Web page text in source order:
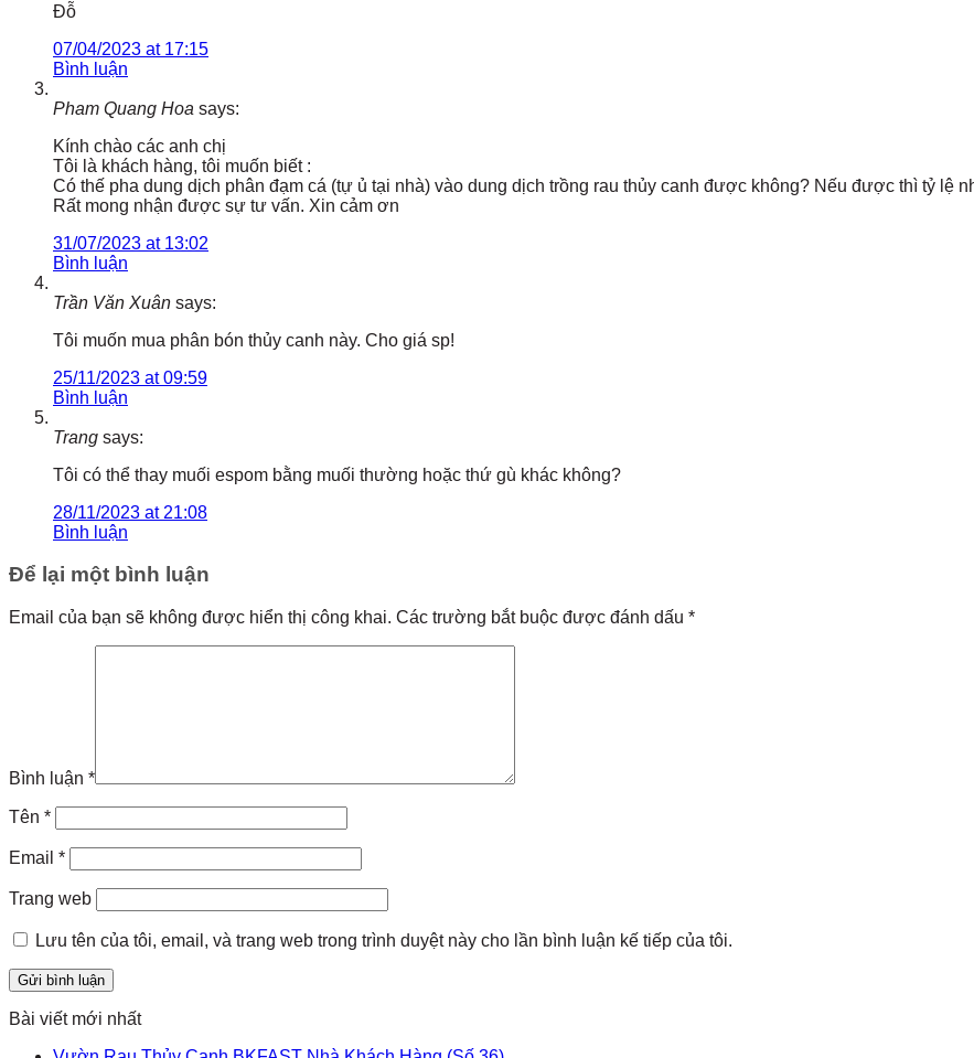
Đỗ
07/04/2023 at 17:15
Bình luận
Pham Quang Hoa says:
Kính chào các anh chị
Tôi là khách hàng, tôi muốn biết :
Có thế pha dung dịch phân đạm cá (tự ủ tại nhà) vào dung dịch trồng rau thủy canh được không? Nếu được thì tỷ lệ
Rất mong nhận được sự tư vấn. Xin cảm ơn
31/07/2023 at 13:02
Bình luận
Trần Văn Xuân says:
Tôi muốn mua phân bón thủy canh này. Cho giá sp!
25/11/2023 at 09:59
Bình luận
Trang says:
Tôi có thể thay muối espom bằng muối thường hoặc thứ gù khác không?
28/11/2023 at 21:08
Bình luận
Để lại một bình luận
Email của bạn sẽ không được hiển thị công khai. Các trường bắt buộc được đánh dấu *
Bình luận *
Tên *
Email *
Trang web
Lưu tên của tôi, email, và trang web trong trình duyệt này cho lần bình luận kế tiếp của tôi.
Bài viết mới nhất